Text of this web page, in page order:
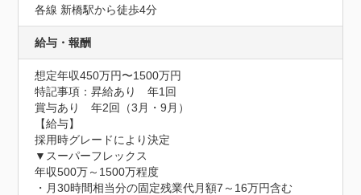
各線 新橋駅から徒歩4分
給与・報酬
想定年収450万円〜1500万円
特記事項：昇給あり　年1回
賞与あり　年2回（3月・9月）
【給与】
採用時グレードにより決定
▼スーパーフレックス
年収500万～1500万程度
・月30時間相当分の固定残業代月額7～16万円含む